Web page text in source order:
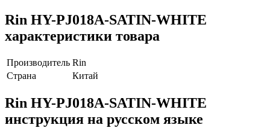
Rin HY-PJ018A-SATIN-WHITE
характеристики товара
Производитель Rin
Страна
Китай
Rin HY-PJ018A-SATIN-WHITE
инструкция на русском языке